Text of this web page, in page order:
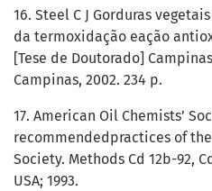
16. Steel C J Gorduras
da termoxidação eação
[Tese de Doutorado]
Campinas, 2002. 234 p.
17. American Oil Chemists’
recommendedpractices of
Society. Methods Cd 12b-92,
USA; 1993.